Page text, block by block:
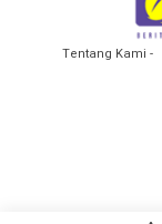
Tentang Kami